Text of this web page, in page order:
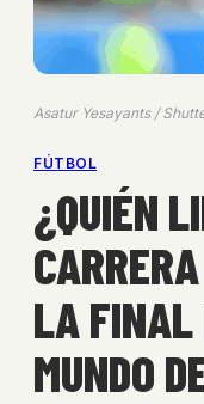
Asatur Yesayants /
FÚTBOL
¿QUIÉN
LA FINAL
MUNDO